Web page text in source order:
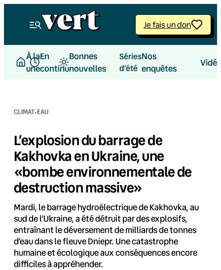
Je fais un don
À la
une
En
continu
Bonnes
nouvelles
Séries
d’été
Nos
enquêtes
CLIMAT·EAU
L’explosion du barrage de
Kakhovka en Ukraine, une
«bombe environnementale de
destruction massive»
Mardi, le barrage hydroélectrique de Kakhovka, au
sud de l’Ukraine, a été détruit par des explosifs,
entraînant le déversement de milliards de tonnes
d’eau dans le fleuve Dniepr. Une catastrophe
humaine et écologique aux conséquences encore
difficiles à appréhender.